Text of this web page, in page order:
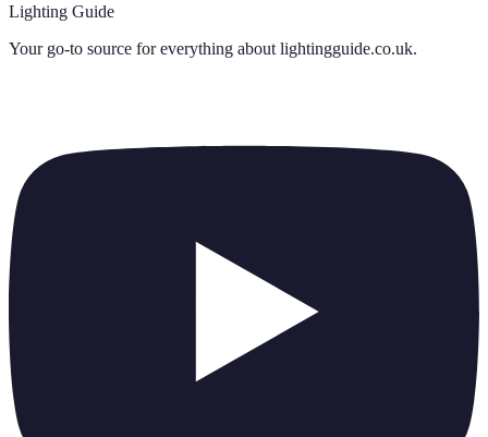
Lighting Guide
Your go-to source for everything about lightingguide.co.uk.